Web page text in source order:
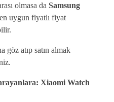
olmasa da Samsung
uygun fiyatlı fiyat
göz atıp satın almak
Xiaomi Watch